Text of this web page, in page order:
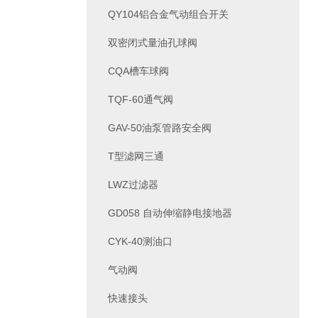
QY104铝合金气动组合开关
双密闭式量油孔球阀
CQA槽车球阀
TQF-60通气阀
GAV-50油泵管路安全阀
T型滤网三通
LWZ过滤器
GD058 自动伸缩静电接地器
CYK-40测油口
气动阀
快速接头